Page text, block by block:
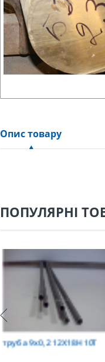
Опис товару
ПОПУЛЯРНІ
труба 75х1,5,